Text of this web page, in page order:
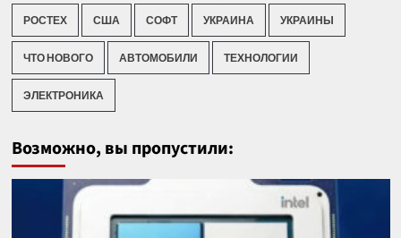
РОСТЕХ США СОФТ УКРАИНА УКРАИНЫ
ЧТО НОВОГО АВТОМОБИЛИ ТЕХНОЛОГИИ
ЭЛЕКТРОНИКА
Возможно, вы пропустили: